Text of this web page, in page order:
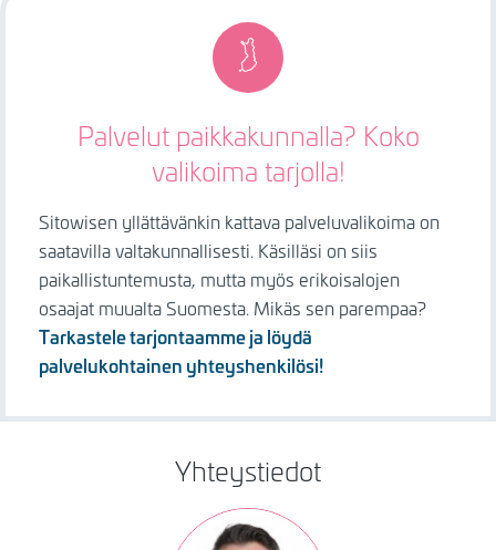
Image
Palvelut paikkakunnalla? Koko
valikoima tarjolla!
Sitowisen yllättävänkin kattava palveluvalikoima on
saatavilla valtakunnallisesti. Käsilläsi on siis
paikallistuntemusta, mutta myös erikoisalojen
osaajat muualta Suomesta. Mikäs sen parempaa?
Tarkastele tarjontaamme ja löydä
palvelukohtainen yhteyshenkilösi!
Yhteystiedot